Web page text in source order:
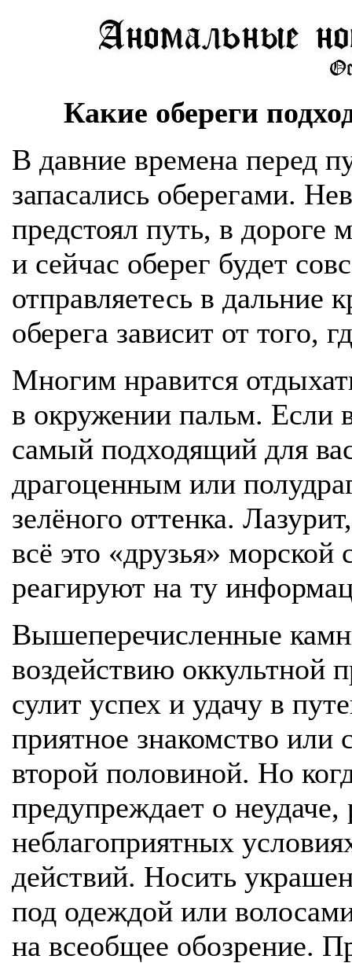
Какие обереги
В давние времена перед
запасались оберегами.
предстоял путь, в дороге
и сейчас оберег будет
отправляетесь в дальние
оберега зависит от того,
Многим нравится
в окружении пальм. Если
самый подходящий для
драгоценным или
зелёного оттенка.
всё это «друзья»
реагируют на ту
Вышеперечисленные
воздействию оккультной
сулит успех и удачу в
приятное знакомство или
второй половиной. Но
предупреждает о неудаче,
неблагоприятных
действий. Носить
под одеждой или
на всеобщее обозрение.